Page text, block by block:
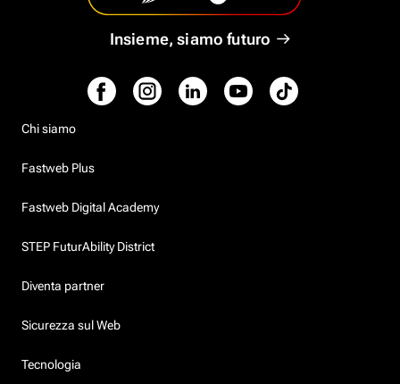
Insieme, siamo futuro
Chi siamo
Fastweb Plus
Fastweb Digital Academy
STEP FuturAbility District
Diventa partner
Sicurezza sul Web
Tecnologia